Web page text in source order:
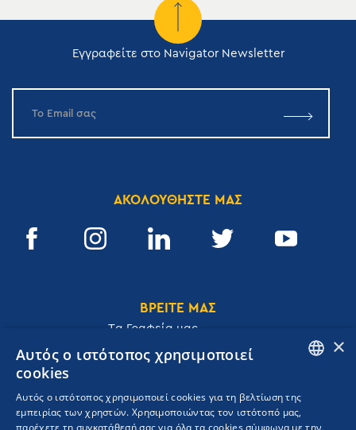
Εγγραφείτε στο Navigator Newsletter
ΑΚΟΛΟΥΘΗΣΤΕ ΜΑΣ
ΒΡΕΙΤΕ ΜΑΣ
Tα Γραφεία μας
Ακαδημίας 32, 106 72, Αθήνα, Ελλάδα
T. +30 210 3609801 GREEK
×
Αυτός ο ιστότοπος χρησιμοποιεί
cookies
Αυτός ο ιστότοπος χρησιμοποιεί cookies για τη βελτίωση της
εμπειρίας των χρηστών. Χρησιμοποιώντας τον ιστότοπό μας,
παρέχετε τη συγκατάθεσή σας για όλα τα cookies σύμφωνα με την